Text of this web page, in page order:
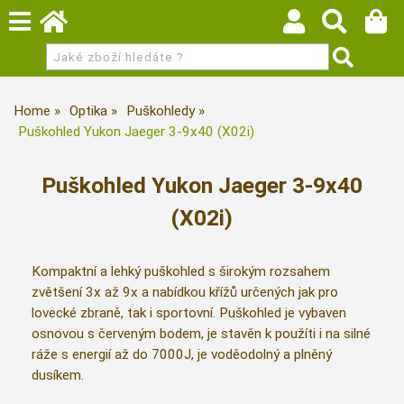
Home Optika
Puškohledy
Puškohled Yukon Jaeger 3-9x40 (X02i)
Puškohled Yukon Jaeger 3-9x40
(X02i)
Kompaktní a lehký puškohled s širokým rozsahem
zvětšení 3x až 9x a nabídkou křížů určených jak pro
lovecké zbraně, tak i sportovní. Puškohled je vybaven
osnovou s červeným bodem, je stavěn k použíti i na silné
ráže s energií až do 7000J, je voděodolný a plněný
dusíkem.